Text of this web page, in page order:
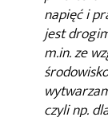
napięć i
jest
m.in. ze
czyli np.